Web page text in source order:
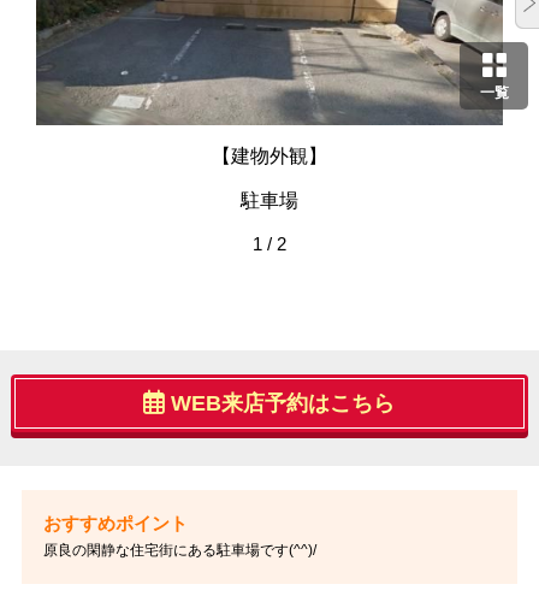
一覧
【建物外観】
駐車場
1 / 2
WEB来店予約はこちら
原良の閑静な住宅街にある駐車場です(^^)/